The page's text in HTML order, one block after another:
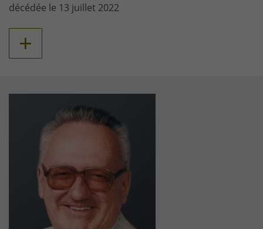
décédée le 13 juillet 2022
+